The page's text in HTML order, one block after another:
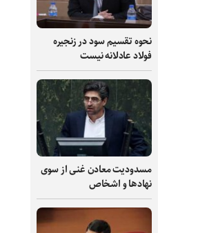
نحوه تقسیم سود در زنجیره
فولاد عادلانه نیست
مسدودیت معادن غنی از سوی
نهادها و اشخاص